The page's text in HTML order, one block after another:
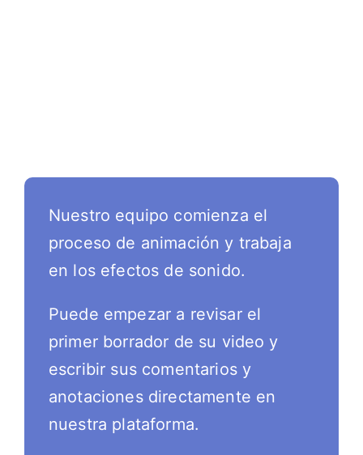
Nuestro equipo comienza el
proceso de animación y trabaja
en los efectos de sonido.
Puede empezar a revisar el
primer borrador de su video y
escribir sus comentarios y
anotaciones directamente en
nuestra plataforma.